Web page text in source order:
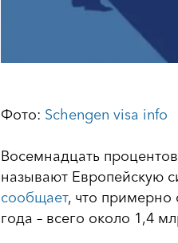
Фото: Schengen visa info
Восемнадцать
называют Европейскую
сообщает, что примерно
года – всего около 1,4